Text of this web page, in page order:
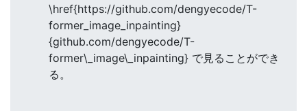
\href{https://github.com/dengyecode/T-
former_image_inpainting}
{github.com/dengyecode/T-
former\_image\_inpainting} で見ることができ
る。